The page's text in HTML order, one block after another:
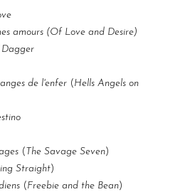
amours (Of Love and Desire)
de l'enfer (Hells Angels on
(The Savage Seven)
Straight)
(Freebie and the Bean)